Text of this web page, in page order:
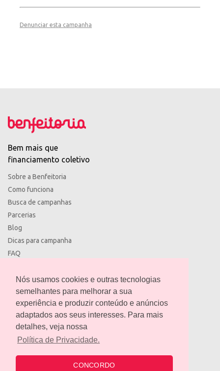
Nós usamos cookies e outras tecnologias
semelhantes para melhorar a sua
experiência e produzir conteúdo e anúncios
adaptados aos seus interesses. Para mais
detalhes, veja nossa
Política de Privacidade.
CONCORDO
Denunciar esta campanha
Bem mais que
financiamento coletivo
Sobre a Benfeitoria
Como funciona
Busca de campanhas
Parcerias
Blog
Dicas para campanha
FAQ
Política de privacidade
contato@benfeitoria.com